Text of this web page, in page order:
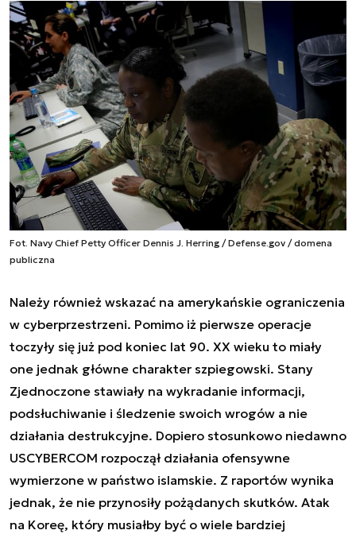
Fot. Navy Chief Petty Officer Dennis J. Herring / Defense.gov / domena
publiczna
Należy również wskazać na amerykańskie ograniczenia
w cyberprzestrzeni. Pomimo iż pierwsze operacje
toczyły się już pod koniec lat 90. XX wieku to miały
one jednak główne charakter szpiegowski. Stany
Zjednoczone stawiały na wykradanie informacji,
podsłuchiwanie i śledzenie swoich wrogów a nie
działania destrukcyjne. Dopiero stosunkowo niedawno
USCYBERCOM rozpoczął działania ofensywne
wymierzone w państwo islamskie. Z raportów wynika
jednak, że nie przynosiły pożądanych skutków. Atak
na Koreę, który musiałby być o wiele bardziej